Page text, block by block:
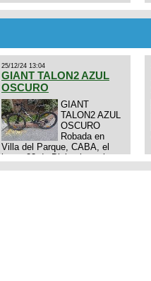
25/12/24 13:04
GIANT TALON2 AZUL
OSCURO
GIANT
TALON2 AZUL
OSCURO
Robada en
Villa del Parque, CABA, el
lunes 23 de Diciembre a las